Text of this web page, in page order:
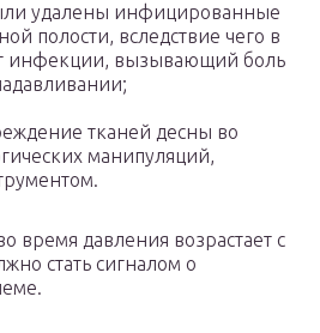
удалены инфицированные
полости, вследствие чего в
инфекции, вызывающий боль
тканей десны во
манипуляций,
время давления возрастает с
стать сигналом о